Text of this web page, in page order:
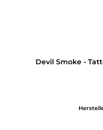
Devil Smoke -